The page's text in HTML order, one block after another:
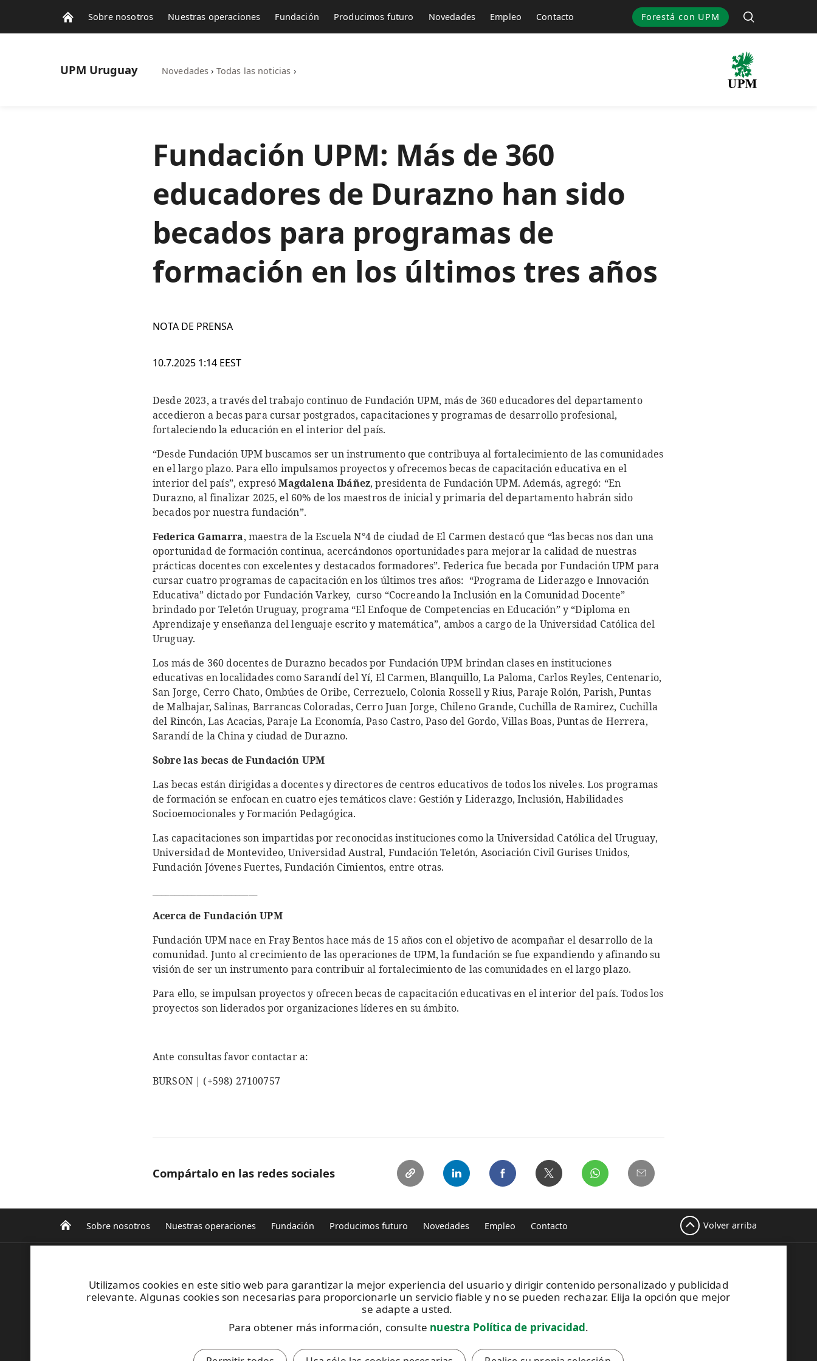
Forestá con UPM
Sobre nosotros Nuestras operaciones Fundación Producimos futuro Novedades Empleo Contacto
UPM Uruguay Novedades › Todas las noticias ›
Fundación UPM: Más de 360
educadores de Durazno han sido
becados para programas de
formación en los últimos tres años
NOTA DE PRENSA
10.7.2025 1:14 EEST
Desde 2023, a través del trabajo continuo de Fundación UPM, más de 360 educadores del departamento
accedieron a becas para cursar postgrados, capacitaciones y programas de desarrollo profesional,
fortaleciendo la educación en el interior del país.
“Desde Fundación UPM buscamos ser un instrumento que contribuya al fortalecimiento de las comunidades
en el largo plazo. Para ello impulsamos proyectos y ofrecemos becas de capacitación educativa en el
interior del país”, expresóMagdalena Ibáñez, presidenta de Fundación UPM. Además, agregó: “En
Durazno, al finalizar 2025, el 60% de los maestros de inicial y primaria del departamento habrán sido
becados por nuestra fundación”.
Federica Gamarra, maestra de la Escuela N°4 de ciudad de El Carmen destacó que “las becas nos dan una
oportunidad de formación continua, acercándonos oportunidades para mejorar la calidad de nuestras
prácticas docentes con excelentes y destacados formadores”. Federica fue becada por Fundación UPM para
cursar cuatro programas de capacitación en los últimos tres años: “Programa de Liderazgo e Innovación
Educativa” dictado por Fundación Varkey, curso “Cocreando la Inclusión en la Comunidad Docente”
brindado por Teletón Uruguay, programa “El Enfoque de Competencias en Educación” y “Diploma en
Aprendizaje y enseñanza del lenguaje escrito y matemática”, ambos a cargo de la Universidad Católica del
Uruguay.
Los más de 360 docentes de Durazno becados por Fundación UPM brindan clases en instituciones
educativas en localidades como Sarandí del Yí, El Carmen, Blanquillo, La Paloma, Carlos Reyles, Centenario,
San Jorge, Cerro Chato, Ombúes de Oribe, Cerrezuelo, Colonia Rossell y Rius, Paraje Rolón, Parish, Puntas
de Malbajar, Salinas, Barrancas Coloradas, Cerro Juan Jorge, Chileno Grande, Cuchilla de Ramirez, Cuchilla
del Rincón, Las Acacias, Paraje La Economía, Paso Castro, Paso del Gordo, Villas Boas, Puntas de Herrera,
Sarandí de la China y ciudad de Durazno.
Sobre las becas de Fundación UPM
Las becas están dirigidas a docentes y directores de centros educativos de todos los niveles. Los programas
de formación se enfocan en cuatro ejes temáticos clave: Gestión y Liderazgo, Inclusión, Habilidades
Socioemocionales y Formación Pedagógica.
Las capacitaciones son impartidas por reconocidas instituciones como la Universidad Católica del Uruguay,
Universidad de Montevideo, Universidad Austral, Fundación Teletón, Asociación Civil Gurises Unidos,
Fundación Jóvenes Fuertes, Fundación Cimientos, entre otras.
Acerca de Fundación UPM
Fundación UPM nace en Fray Bentos hace más de 15 años con el objetivo de acompañar el desarrollo de la
comunidad. Junto al crecimiento de las operaciones de UPM, la fundación se fue expandiendo y afinando su
visión de ser un instrumento para contribuir al fortalecimiento de las comunidades en el largo plazo.
Para ello, se impulsan proyectos y ofrecen becas de capacitación educativas en el interior del país. Todos los
proyectos son liderados por organizaciones líderes en su ámbito.
Ante consultas favor contactar a:
BURSON | (+598) 27100757
Compártalo en las redes sociales
Utilizamos cookies en este sitio web para garantizar la mejor experiencia del usuario y dirigir contenido personalizado y publicidad
relevante. Algunas cookies son necesarias para proporcionarle un servicio fiable y no se pueden rechazar. Elija la opción que mejor
se adapte a usted.
Para obtener más información, consulte nuestra Política de privacidad.
Sobre nosotros Nuestras operaciones Fundación Producimos futuro Novedades Empleo Contacto Volver arriba
Operaciones forestales
Sostenibilidad
Informe anual
Fundación UPM
Comunidades de influencia
Código de conducta de UPM
Todas las noticias
Contacto
reCAPTCHA y se aplican la Política de
privacidady losTérminos de servicio
de Google.